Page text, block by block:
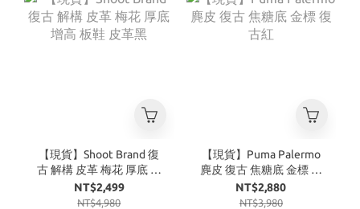
【現貨】Shoot Brand 復
古 解構 皮革 梅花 厚底 增
高 板鞋 皮革黑
NT$2,499
NT$4,980
【現貨】Puma Palermo
麂皮 復古 焦糖底 金標 復
古紅
NT$2,880
NT$3,980